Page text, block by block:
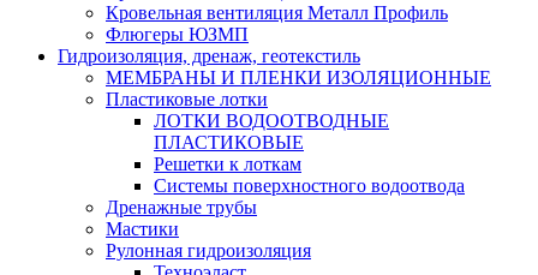
Кровельная вентиляция Металл Профиль
Флюгеры ЮЗМП
Гидроизоляция, дренаж, геотекстиль
МЕМБРАНЫ И ПЛЕНКИ ИЗОЛЯЦИОННЫЕ
Пластиковые лотки
ЛОТКИ ВОДООТВОДНЫЕ
ПЛАСТИКОВЫЕ
Решетки к лоткам
Системы поверхностного водоотвода
Дренажные трубы
Мастики
Рулонная гидроизоляция